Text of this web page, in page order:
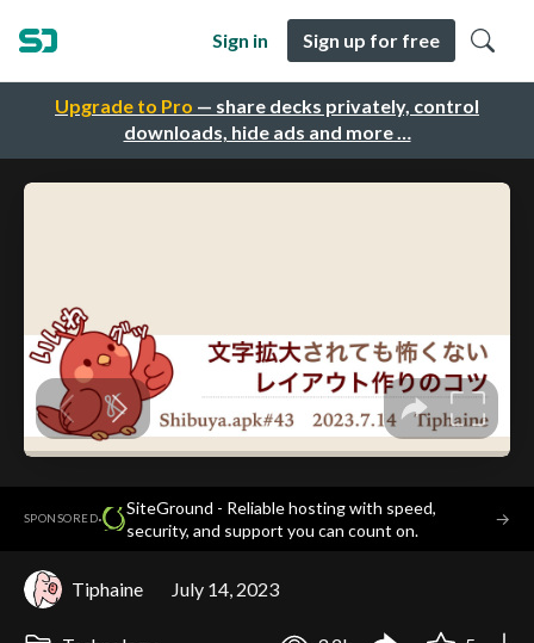
Upgrade to Pro — share decks privately, control
downloads, hide ads and more …
Sign in Sign up for free
SPONSORED·
SiteGround - Reliable hosting with speed,
security, and support you can count on.
→
Tiphaine July 14, 2023